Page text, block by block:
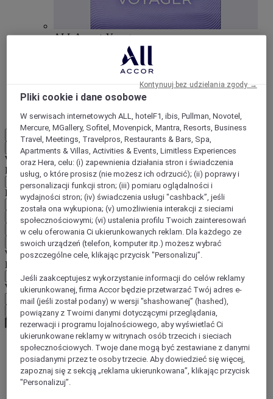
ALL Accor+ Voyager
15% znizki przez cały ro
Więcej
Wstecz
Wybierz kraj i język poniżej
Region
Kraj/region-język
Potwierdź kraj i język
EUR (€)
Wstecz
Wybierz walutę poniżej
Region
Waluta
Potwierdź walutę
World
Europe
Germany
Pliki cookie i dane osobowe
W serwisach internetowych ALL, hotelF1, ibis, Pullman, Novotel,
Mercure, MGallery, Sofitel, Movenpick, Mantra, Resorts, Business
Travel, Meetings, Travelpros, Restaurants & Bars, Spa,
Apartments & Villas, Activities & Events, Limitless Experiences
oraz Hera, celu: (i) zapewnienia działania stron i świadczenia
usług, o które prosisz (nie możesz ich odrzucić); (ii) poprawy i
personalizacji funkcji stron; (iii) pomiaru oglądalności i
wydajności stron; (iv) świadczenia usługi "cashback”, jeśli
została ona wykupiona; (v) umożliwienia interakcji z sieciami
społecznościowymi; (vi) ustalenia profilu Twoich zainteresowań
w celu oferowania Ci ukierunkowanych reklam. Dla każdego ze
swoich urządzeń (telefon, komputer itp.) możesz wybrać
poszczególne cele, klikając przycisk "Personalizuj”.
Jeśli zaakceptujesz wykorzystanie informacji do celów reklamy
ukierunkowanej, firma Accor będzie przetwarzać Twój adres e-
mail (jeśli został podany) w wersji "shashowanej” (hashed),
powiązany z Twoimi danymi dotyczącymi przeglądania,
rezerwacji i programu lojalnościowego, aby wyświetlać Ci
ukierunkowane reklamy w witrynach osób trzecich i sieciach
społecznościowych. Twoje dane mogą być zestawiane z danymi
posiadanymi przez te osoby trzecie. Aby dowiedzieć się więcej,
zapoznaj się z sekcją „reklama ukierunkowana”, klikając przycisk
"Personalizuj”.
Kontynuuj bez udzielania zgody →